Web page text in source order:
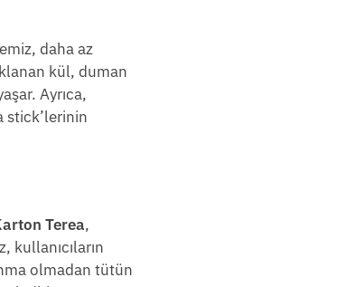
daha az
kül, duman
Ayrıca,
stick’lerinin
Terea,
kullanıcıların
olmadan tütün